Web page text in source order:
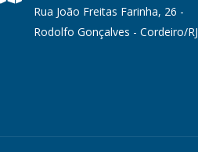
Rua João Freitas Farinha, 26 -
Rodolfo Gonçalves - Cordeiro/RJ